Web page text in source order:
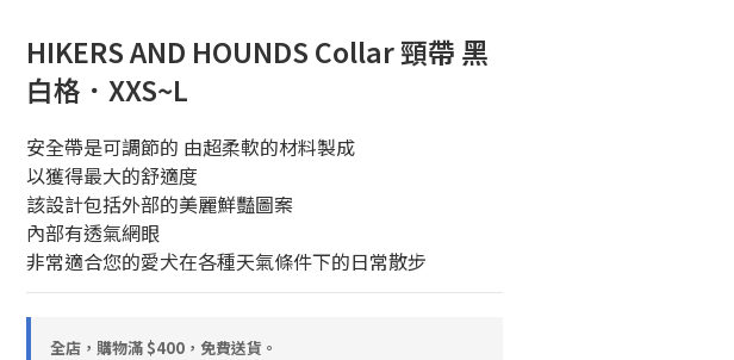
HIKERS AND HOUNDS Collar 頸帶 黑
白格．XXS~L
安全帶是可調節的 由超柔軟的材料製成
以獲得最大的舒適度
該設計包括外部的美麗鮮豔圖案
內部有透氣網眼
非常適合您的愛犬在各種天氣條件下的日常散步
全店，購物滿 $400，免費送貨。